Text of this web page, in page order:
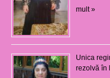
mult »
Unica
rezolvă în